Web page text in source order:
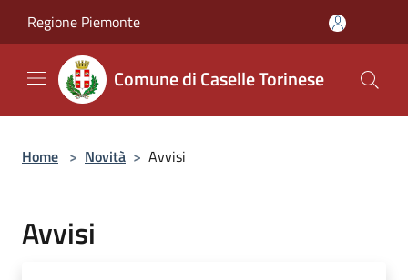
Regione Piemonte
Comune di Caselle Torinese
Home > Novità > Avvisi
Avvisi